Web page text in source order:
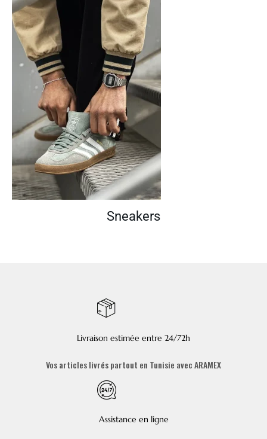
Sneakers
Livraison estimée entre 24/72h
Vos articles livrés partout en Tunisie avec ARAMEX
Assistance en ligne